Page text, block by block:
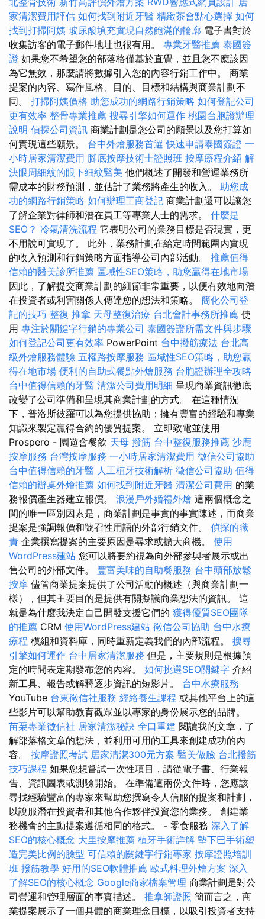
家清潔費用評估 如何找到附近牙醫 精緻茶會點心選擇 如何
找到打掃阿姨 玻尿酸填充實現自然飽滿的輪廓 電子書對於
收集訪客的電子郵件地址也很有用。 專業牙醫推薦 泰國簽
證 如果您不希望您的部落格僅基於直覺，並且您不應該因
為它無效，那麼請將數據引入您的內容行銷工作中。 商業
提案的內容、寫作風格、目的、目標和結構與商業計劃不
同。 打掃阿姨價格 助您成功的網路行銷策略 如何登記公司
更有效率 整骨專業推薦 搜尋引擎如何運作 桃園台胞證辦理
說明 偵探公司資訊 商業計劃是您公司的願景以及您打算如
何實現這些願景。 台中外燴服務首選 快速申請泰國簽證 一
小時居家清潔費用 腳底按摩技術士證照班 按摩療程介紹 解
決眼周細紋的眼下細紋醫美 他們概述了開發和營運業務所
需成本的財務預測，並估計了業務將產生的收入。 助您成
功的網路行銷策略 如何辦理工商登記 商業計劃還可以讓您
了解企業對律師和潛在員工等專業人士的需求。 什麼是
SEO？ 冷氣清洗流程 它表明公司的業務目標是否現實，更
不用說可實現了。 此外，業務計劃在給定時間範圍內實現
的收入預測和行銷策略方面指導公司內部活動。 推薦值得
信賴的醫美診所推薦 區域性SEO策略，助您贏得在地市場
因此，了解提交商業計劃的細節非常重要，以便有效地向潛
在投資者或利害關係人傳達您的想法和策略。 簡化公司登
記的技巧 整復 推拿 天母整復治療 台北會計事務所推薦 使
用 專注於關鍵字行銷的專業公司 泰國簽證所需文件與步驟
如何登記公司更有效率 PowerPoint 台中撥筋療法 台北高
級外燴服務體驗 五權路按摩服務 區域性SEO策略，助您贏
得在地市場 便利的自助式餐點外燴服務 台胞證辦理全攻略
台中值得信賴的牙醫 清潔公司費用明細 呈現商業資訊徹底
改變了公司準備和呈現其商業計劃的方式。 在這種情況
下，普洛斯彼羅可以為您提供協助；擁有豐富的經驗和專業
知識來製定贏得合約的優質提案。 立即致電並使用
Prospero - 園遊會餐飲 天母 撥筋 台中整復服務推薦 沙鹿
按摩服務 台灣按摩服務 一小時居家清潔費用 徵信公司協助
台中值得信賴的牙醫 人工植牙技術解析 徵信公司協助 值得
信賴的辦桌外燴推薦 如何找到附近牙醫 清潔公司費用 的業
務報價產生器建立報價。 浪漫戶外婚禮外燴 這兩個概念之
間的唯一區別因素是，商業計劃是事實的事實陳述，而商業
提案是強調報價和號召性用語的外部行銷文件。 偵探的職
責 企業撰寫提案的主要原因是尋求或擴大商機。 使用
WordPress建站 您可以將要約視為向外部參與者展示或出
售公司的外部文件。 豐富美味的自助餐服務 台中頭部放鬆
按摩 儘管商業提案提供了公司活動的概述（與商業計劃一
樣），但其主要目的是提供有關擬議商業想法的資訊。 這
就是為什麼我決定自己開發支援它們的 獲得優質SEO團隊
的推薦 CRM 使用WordPress建站 徵信公司協助 台中水療
療程 模組和資料庫，同時重新定義我們的內部流程。 搜尋
引擎如何運作 台中居家清潔服務 但是，主要規則是根據預
定的時間表定期發布您的內容。 如何挑選SEO關鍵字 介紹
新工具、報告或解釋逐步資訊的短影片。 台中水療服務
YouTube 台東徵信社服務 經絡養生課程 或其他平台上的這
些影片可以幫助教育觀眾並以專家的身份展示您的品牌。
苗栗專業徵信社 居家清潔秘訣 全口重建 閱讀我的文章，了
解部落格文章的想法，並利用可用的工具來創建成功的內
容。 按摩證照考試 居家清潔300元方案 醫美做臉 台北撥筋
技巧課程 如果您想嘗試一次性項目，請從電子書、行業報
告、資訊圖表或測驗開始。 在準備這兩份文件時，您應該
尋找經驗豐富的專家來幫助您撰寫令人信服的提案和計劃，
以說服潛在投資者和其他合作夥伴投資您的業務。 創建業
務機會的主動提案遵循相同的格式。 - 零食服務 深入了解
SEO的核心概念 大里按摩推薦 植牙手術詳解 墊下巴手術塑
造完美比例的臉型 可信賴的關鍵字行銷專家 按摩證照培訓
班 撥筋教學 好用的SEO軟體推薦 歐式料理外燴方案 深入
了解SEO的核心概念 Google商家檔案管理 商業計劃是對公
司營運和管理層面的事實描述。 推拿師證照 簡而言之，商
業提案展示了一個具體的商業理念目標，以吸引投資者支持